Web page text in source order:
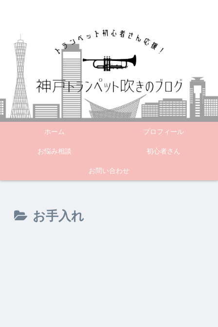
ホーム プロフィール
お悩み相談 初心者さん
お問い合わせ
お手入れ